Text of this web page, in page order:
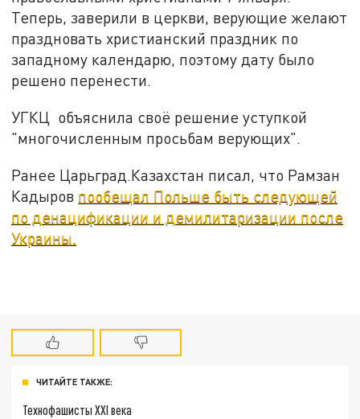
Теперь, заверили в церкви, верующие желают
праздновать христианский праздник по
западному календарю, поэтому дату было
решено перенести.
УГКЦ объяснила своё решение уступкой
"многочисленным просьбам верующих".
Ранее Царьград.Казахстан писал, что Рамзан
Кадыров пообещал Польше быть следующей
по денацификации и демилитаризации после
Украины.
ЧИТАЙТЕ ТАКЖЕ:
Технофашисты XXI века